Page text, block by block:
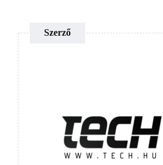
Szerző